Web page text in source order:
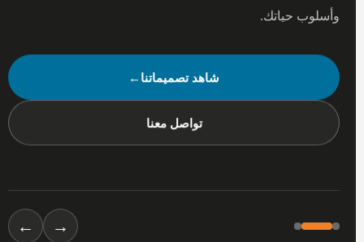
وأسلوب حياتك.
شاهد تصميماتنا←
تواصل معنا
→
←